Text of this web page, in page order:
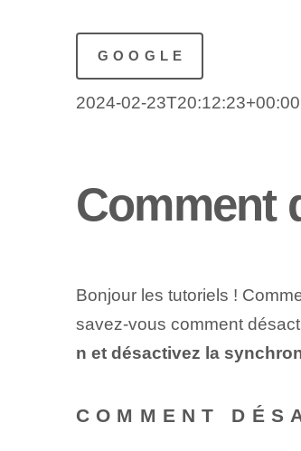
GOOGLE
2024-02-23T20:12:23+00:00
Comment
Bonjour les tutoriels !
savez-vous comment
n et désactivez la
COMMENT